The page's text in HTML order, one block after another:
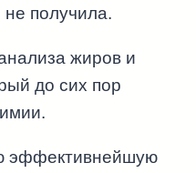
получила.
жиров и
до сих пор
эффективнейшую